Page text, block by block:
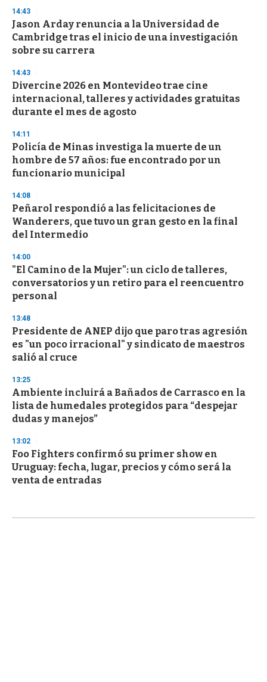
d
s
o
f
3
s
e
c
o
n
14:43
Jason Arday renuncia a la Universidad de
Cambridge tras el inicio de una investigación
sobre su carrera
14:43
Divercine 2026 en Montevideo trae cine
internacional, talleres y actividades gratuitas
durante el mes de agosto
14:11
Policía de Minas investiga la muerte de un
hombre de 57 años: fue encontrado por un
funcionario municipal
14:08
Peñarol respondió a las felicitaciones de
Wanderers, que tuvo un gran gesto en la final
del Intermedio
14:00
"El Camino de la Mujer": un ciclo de talleres,
conversatorios y un retiro para el reencuentro
personal
13:48
Presidente de ANEP dijo que paro tras agresión
es "un poco irracional" y sindicato de maestros
salió al cruce
13:25
Ambiente incluirá a Bañados de Carrasco en la
lista de humedales protegidos para “despejar
dudas y manejos”
13:02
Foo Fighters confirmó su primer show en
Uruguay: fecha, lugar, precios y cómo será la
venta de entradas